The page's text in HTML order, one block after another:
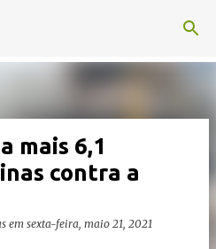
principal
mais 6,1
contra a
em sexta-feira, maio 21, 2021